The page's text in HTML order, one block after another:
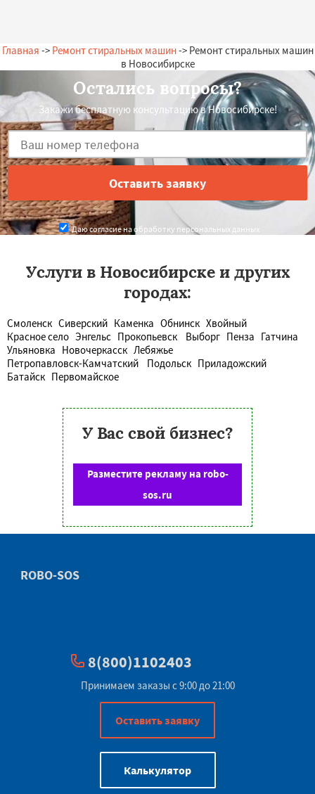
Главная -> Ремонт стиральных машин-> Ремонт стиральных машин
в Новосибирске
Остались вопросы?
Закажи бесплатную консультацию в Новосибирске!
Даю согласие на обработку персональных данных
Услуги в Новосибирске и других
городах:
Смоленск Сиверский Каменка Обнинск Хвойный
Красное село Энгельс Прокопьевск Выборг Пенза Гатчина
Ульяновка Новочеркасск Лебяжье
Петропавловск-Камчатский
Подольск Приладожский
Батайск Первомайское
У Вас свой бизнес?
Разместите рекламу на robo-
sos.ru
ROBO-SOS
8(800)1102403
Принимаем заказы с 9:00 до 21:00
Оставить заявку
Калькулятор